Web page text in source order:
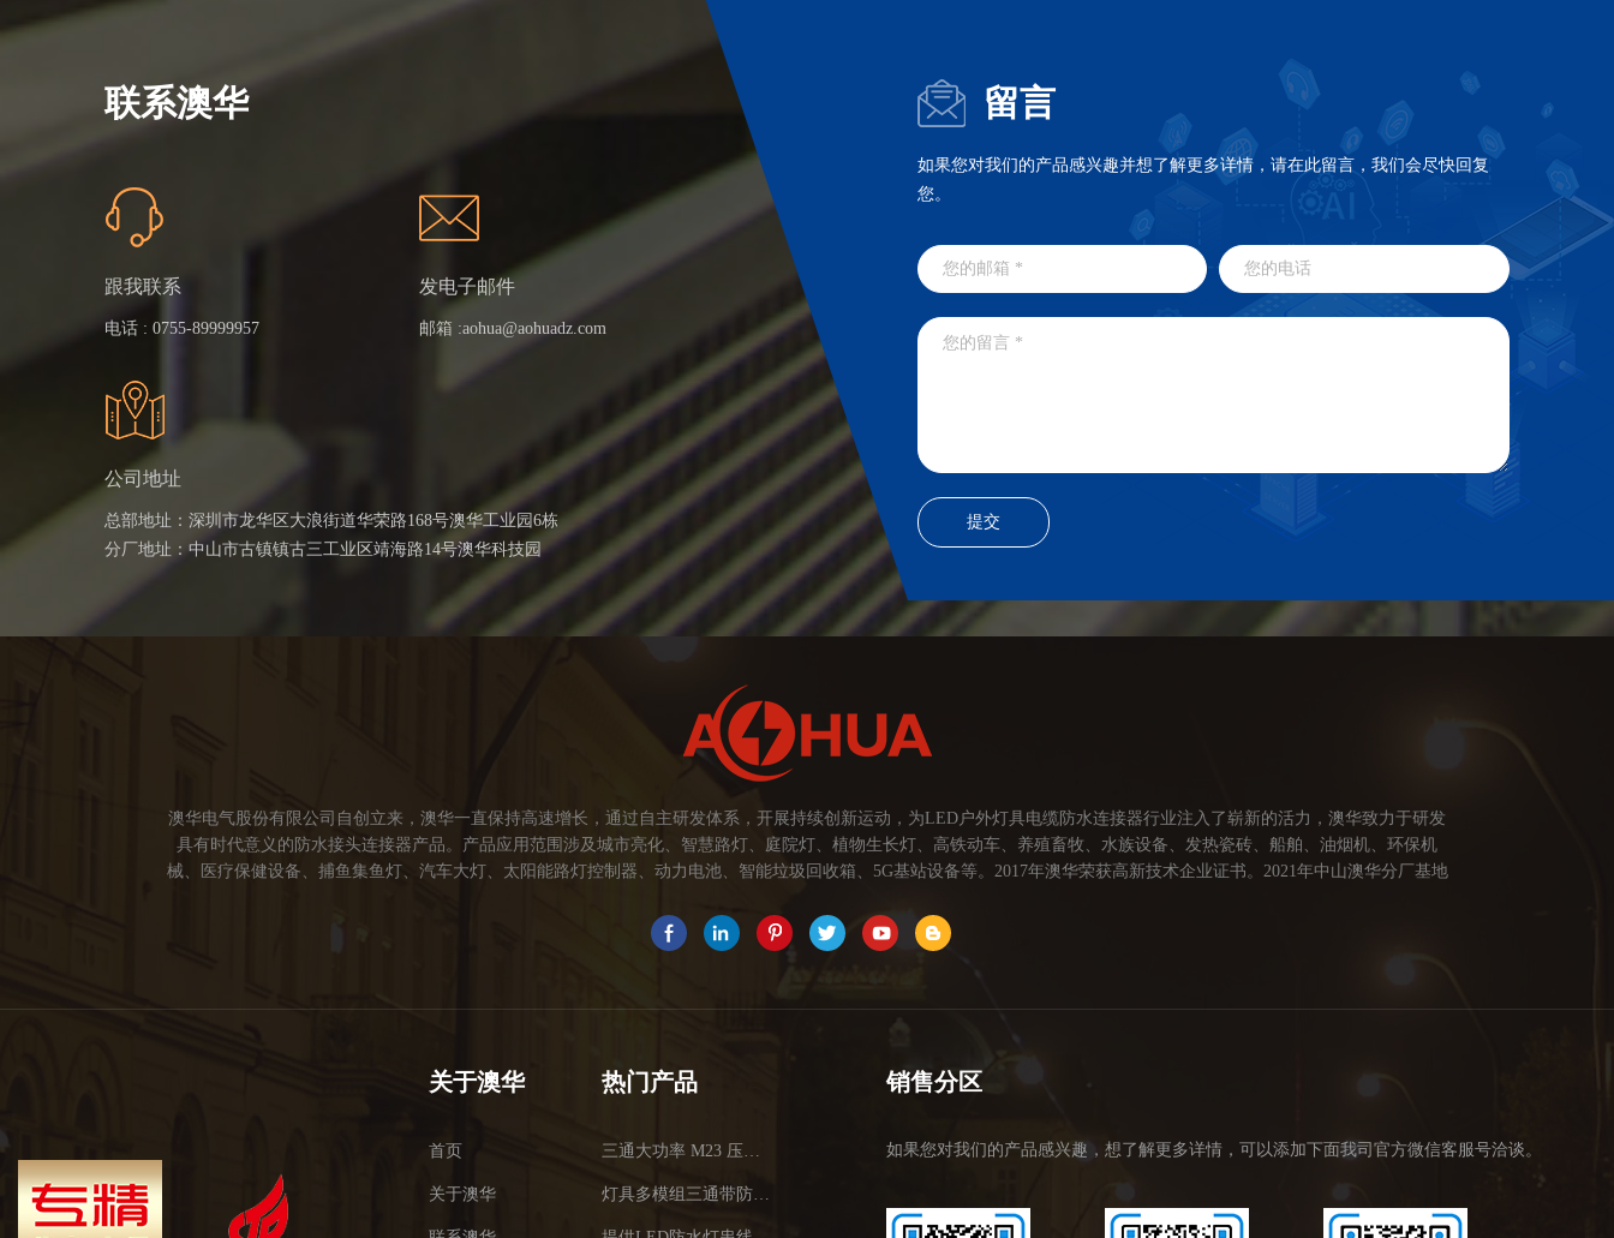
留言
如果您对我们的产品感兴趣并想了解更多详情，请在此留言，我们会尽快回复
您。
联系澳华
跟我联系
电话 : 0755-89999957
发电子邮件
邮箱 :aohua@aohuadz.com
公司地址
总部地址：深圳市龙华区大浪街道华荣路168号澳华工业园6栋
分厂地址：中山市古镇镇古三工业区靖海路14号澳华科技园
澳华电气股份有限公司自创立来，澳华一直保持高速增长，通过自主研发体系，开展持续创新运动，为LED户外灯具电缆防水连接器行业注入了崭新的活力，澳华致力于研发
具有时代意义的防水接头连接器产品。产品应用范围涉及城市亮化、智慧路灯、庭院灯、植物生长灯、高铁动车、养殖畜牧、水族设备、发热瓷砖、船舶、油烟机、环保机
械、医疗保健设备、捕鱼集鱼灯、汽车大灯、太阳能路灯控制器、动力电池、智能垃圾回收箱、5G基站设备等。2017年澳华荣获高新技术企业证书。2021年中山澳华分厂基地
于世界，让线缆更可靠的连接。 我们的使命： 关注市场发展，紧握客户的需求，提供有价值的线缆连接器解决方案，为客户创造价值。 我们的价值观： 1、不断专研高端技
术，提高行业技术水平...
关于澳华
首页
关于澳华
热门产品
三通大功率 M23 压接2.5平方
灯具多模组三通带防水插头
销售分区
如果您对我们的产品感兴趣，想了解更多详情，可以添加下面我司官方微信客服号洽谈。